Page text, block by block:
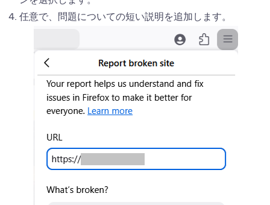
任意で、問題についての短い説明を追加します。